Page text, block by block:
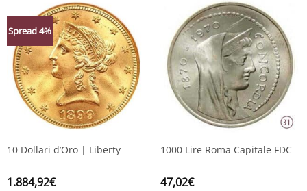
Spread 4%
10 Dollari d’Oro | Liberty
1.884,92€
1000 Lire Roma Capitale FDC
47,02€